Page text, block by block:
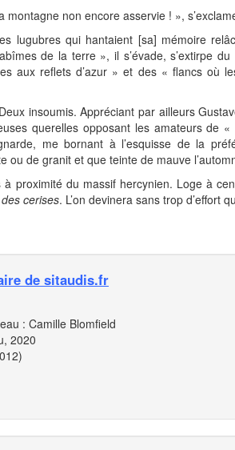
non encore asservie ! »,
qui hantaient [sa] mémoire
de la terre », il s’évade, s’extirpe
aux reflets d’azur » et des « flancs où
insoumis. Appréciant par ailleurs
querelles opposant les amateurs de
me bornant à l’esquisse de la
ou de granit et que teinte de mauve
du massif hercynien. Loge à
cerises. L’on devinera sans trop d’effort
de sitaudis.fr
: Camille Blomfield
2020